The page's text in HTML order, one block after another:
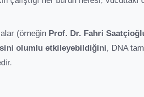
(örneğin Prof. Dr. Fahri
olumlu etkileyebildiğini, DNA